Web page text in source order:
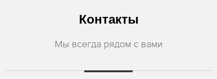
Контакты
Мы всегда рядом с вами